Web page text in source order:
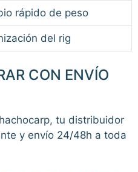
rápido de peso
del rig
CON ENVÍO
tu distribuidor
y envío 24/48h a toda